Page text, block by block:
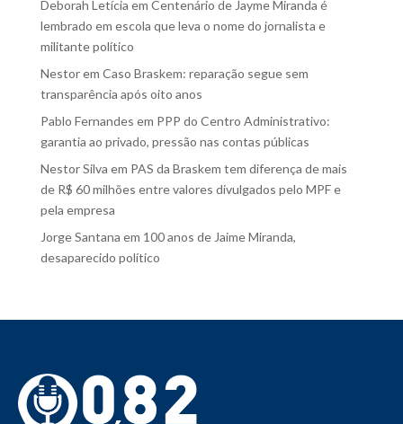
Deborah Letícia em Centenário de Jayme Miranda é
lembrado em escola que leva o nome do jornalista e
militante político
Nestorem Caso Braskem: reparação segue sem
transparência após oito anos
Pablo Fernandes em PPP do Centro Administrativo:
garantia ao privado, pressão nas contas públicas
Nestor Silva em PAS da Braskem tem diferença de mais
de R$ 60 milhões entre valores divulgados pelo MPF e
pela empresa
Jorge Santana em 100 anos de Jaime Miranda,
desaparecido político